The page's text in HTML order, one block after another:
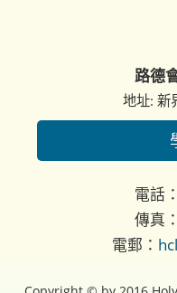
路德
地址: 新
電話
傳真
電郵：